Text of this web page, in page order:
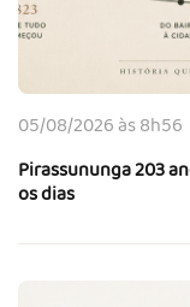
05/08/2026 às 8h56
Pirassununga 203
os dias